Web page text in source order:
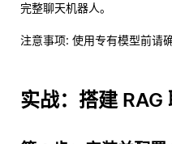
完整聊天机器人。
注意事项: 使用专有模型前请
实战：搭建 RAG